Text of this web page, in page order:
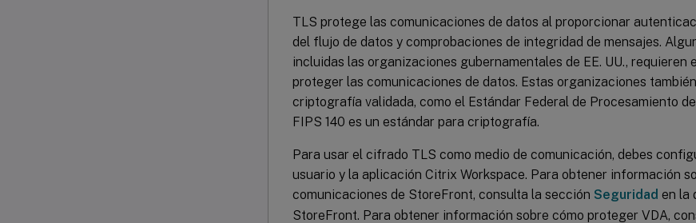
TLS protege las comunicaciones de datos al proporcionar
del flujo de datos y comprobaciones de integridad de mensajes.
incluidas las organizaciones gubernamentales de EE. UU., requieren
proteger las comunicaciones de datos. Estas organizaciones
criptografía validada, como el Estándar Federal de Procesamiento
FIPS 140 es un estándar para criptografía.
Para usar el cifrado TLS como medio de comunicación, debes
usuario y la aplicación Citrix Workspace. Para obtener información
comunicaciones de StoreFront, consulta la sección Seguridad en la
StoreFront. Para obtener información sobre cómo proteger VDA,